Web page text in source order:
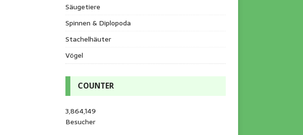
Säugetiere
Spinnen & Diplopoda
Stachelhäuter
Vögel
COUNTER
3,864,149
Besucher